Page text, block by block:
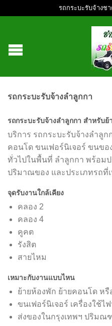
รถกระบะรับจ้างช
รถกระบะรับจ้างลำลูกกา
รถกระบะรับจ้างลำลูกกา สำหรับ
บริการ รถกระบะรับจ้างลำลูก
คอนโด ขนเฟอร์นิเจอร์ ขนข
ทั่วไปในพื้นที่ ลำลูกกา พร้อมป
ปริมาณของ และประเภทรถที่
จุดรับงานใกล้เคียง
คลอง 2
คลอง 4
คูคต
รังสิต
สายไหม
เหมาะกับงานแบบไหน
ย้ายห้องพัก ย้ายคอนโด หรื
ขนเฟอร์นิเจอร์ เครื่องใช้
ส่งของในกรุงเทพฯ ปริมณ